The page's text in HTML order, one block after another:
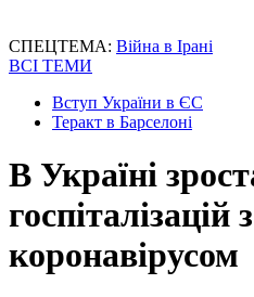
СПЕЦТЕМА: Війна в Ірані
ВСІ ТЕМИ
Вступ України в ЄС
Теракт в Барселоні
В Україні
госпіталізацій з
коронавірусом